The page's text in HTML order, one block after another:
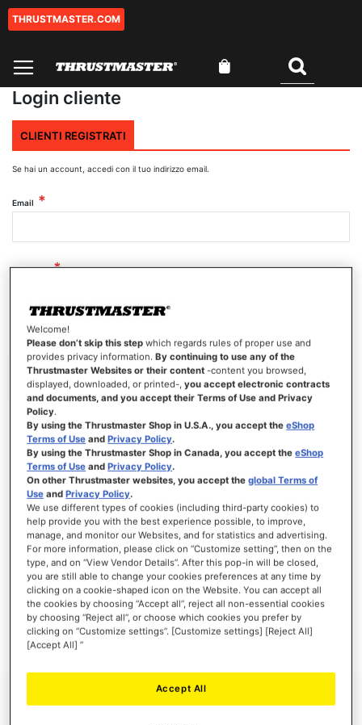
Salta
THRUSTMASTER.COM
Login cliente
CLIENTI REGISTRATI
Se hai un account, accedi con il tuo indirizzo email.
Email
Password
Mostra password
ACCEDI
Hai dimenticato la password?
NUOVI CLIENTI
La creazione di un account ha molti vantaggi: check-out veloce, salvare più di un
indirizzo, tenere traccia degli ordini e altro ancora.
CREA UN ACCOUNT
Welcome!
Please don’t skip this step which regards rules of proper use and
provides privacy information.By continuing to use any of the
Thrustmaster Websites or their content -content you browsed,
displayed, downloaded, or printed-,you accept electronic contracts
and documents, and you accept their Terms of Use and Privacy
Policy.
By using the Thrustmaster Shop in U.S.A., you accept theeShop
Terms of Use andPrivacy Policy.
By using the Thrustmaster Shop in Canada, you accept theeShop
Terms of Use andPrivacy Policy.
On other Thrustmaster websites, you accept theglobal Terms of
Use andPrivacy Policy.
We use different types of cookies (including third-party cookies) to
help provide you with the best experience possible, to improve,
manage, and monitor our Websites, and for statistics and advertising.
For more information, please click on “Customize setting”, then on the
type, and on “View Vendor Details”. After this pop-in will be closed,
you are still able to change your cookies preferences at any time by
clicking on a cookie-shaped icon on the Website. You can accept all
the cookies by choosing “Accept all”, reject all non-essential cookies
by choosing “Reject all”, or choose which cookies you prefer by
clicking on “Customize settings”. [Customize settings] [Reject All]
[Accept All] ”
Accept All